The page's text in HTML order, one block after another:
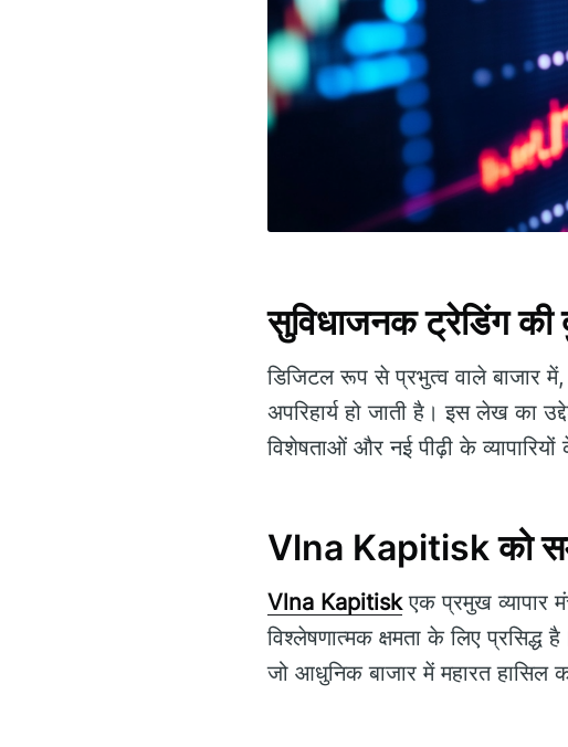
सुविधाजनक ट्रेडिंग की
डिजिटल रूप से प्रभुत्व वाले बाजार में,
अपरिहार्य हो जाती है। इस लेख का
विशेषताओं और नई पीढ़ी के
Vlna Kapitisk को
Vlna Kapitiskएक प्रमुख व्यापार
विश्लेषणात्मक क्षमता के लिए
जो आधुनिक बाजार में महारत हासिल